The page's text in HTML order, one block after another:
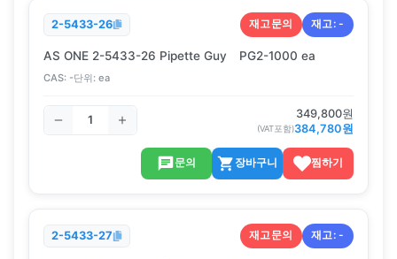
2-5433-26 재고문의 재고:-
AS ONE 2-5433-26 Pipette Guy PG2-1000 ea
CAS: -단위: ea
349,800원
(VAT포함)384,780원
문의 장바구니 찜하기
2-5433-27 재고문의 재고:-